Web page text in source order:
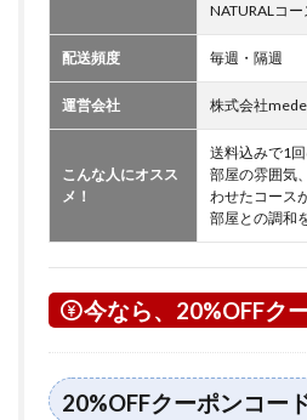
NATURALコー
配送頻度 毎週・隔週
運営会社 株式会社
こんな人にオスス
メ！
送料込みで1
部屋の雰囲気
わせたコース
部屋との調和
今なら、20%OFFク
20%OFFクーポンコー